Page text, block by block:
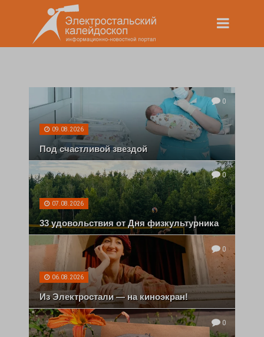
0
09.08.2026
Под счастливой звездой
0
07.08.2026
33 удовольствия от Дня физкультурника
0
06.08.2026
Из Электростали — на киноэкран!
0